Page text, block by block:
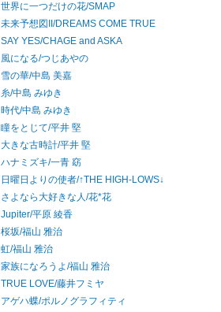
世界に一つだけの花/SMAP
未来予想図II/DREAMS COME TRUE
SAY YES/CHAGE and ASKA
風になる/つじあやの
雪の華/中島 美嘉
糸/中島 みゆき
時代/中島 みゆき
瞳をとじて/平井 堅
大きな古時計/平井 堅
ハナミズキ/一青 窈
日曜日よりの使者/↑THE HIGH-LOWS↓
さよなら大好きな人/花*花
Jupiter/平原 綾香
桜坂/福山 雅治
虹/福山 雅治
家族になろうよ/福山 雅治
TRUE LOVE/藤井フミヤ
アゲハ蝶/ポルノグラフィティ